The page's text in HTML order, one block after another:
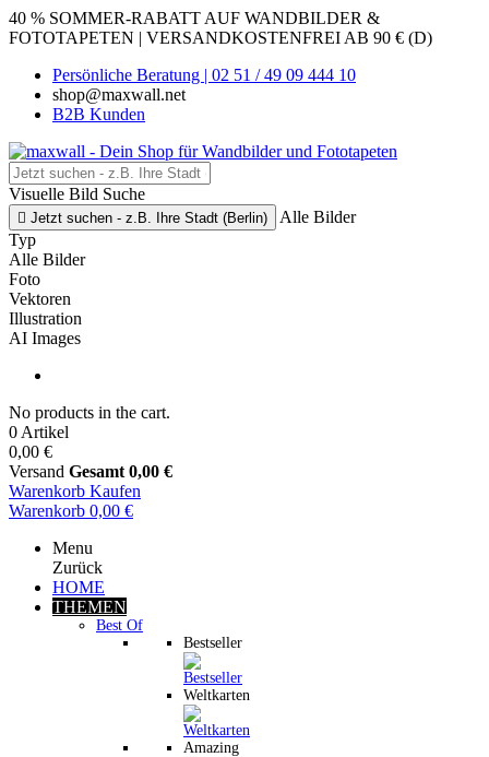
40 % SOMMER-RABATT AUF WANDBILDER &
FOTOTAPETEN | VERSANDKOSTENFREI AB 90 € (D)
Persönliche Beratung | 02 51 / 49 09 444 10
shop@maxwall.net
B2B Kunden
Visuelle Bild Suche
 Jetzt suchen - z.B. Ihre Stadt (Berlin)
Alle Bilder
Typ
Alle Bilder
Foto
Vektoren
Illustration
AI Images
No products in the cart.
0 Artikel
0,00 €
Versand Gesamt 0,00 €
Warenkorb Kaufen
Warenkorb 0,00 €
Menu
Zurück
HOME
THEMEN
Best Of
Bestseller
Weltkarten
Amazing